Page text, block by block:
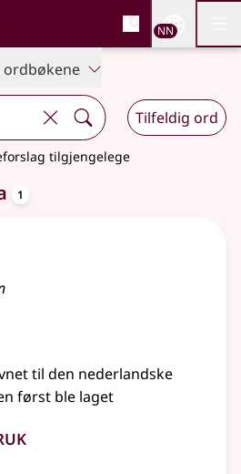
Bokmålsordboka og
NN
ordbøkene
Tilfeldig ord
tilgjengelege
1
til den nederlandske
først ble laget